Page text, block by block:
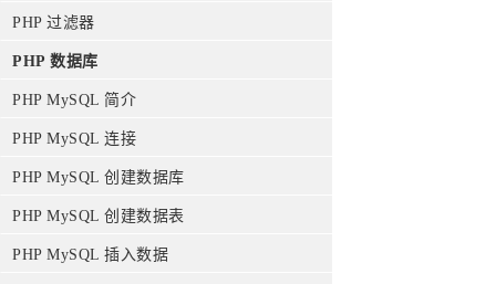
PHP 过滤器
PHP 数据库
PHP MySQL 简介
PHP MySQL 连接
PHP MySQL 创建数据库
PHP MySQL 创建数据表
PHP MySQL 插入数据